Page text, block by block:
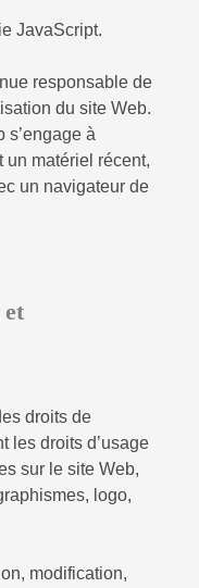
JavaScript.
responsable de
du site Web.
s’engage à
un matériel récent,
un navigateur de
droits de
les droits d’usage
sur le site Web,
logo,
modification,